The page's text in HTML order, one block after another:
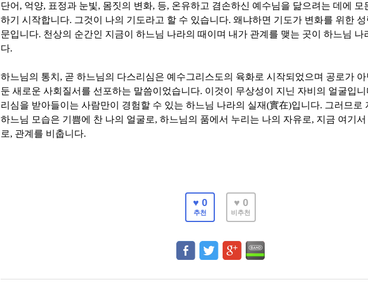
단어 , 억양, 표정과 눈빛, 몸짓의 변화, 등, 온유하고 겸손하신 예수님을 닮으려는 데에 모
하기 시작합니다. 그것이 나의 기도라고 할 수 있습니다. 왜냐하면 기도가 변화를 위한
문입니다. 천상의 순간인 지금이 하느님 나라의 때이며 내가 관계를 맺는 곳이 하느님 나
다.
하느님의 통치 , 곧 하느님의 다스리심은 예수그리스도의 육화로 시작되었으며 공로가
둔 새로운 사회질서를 선포하는 말씀이었습니다. 이것이 무상성이 지닌 자비의 얼굴입니
리심을 받아들이는 사람만이 경험할 수 있는 하느님 나라의 실재(實在)입니다. 그러므로
하느님 모습은 기쁨에 찬 나의 얼굴로, 하느님의 품에서 누리는 나의 자유로, 지금 여기
로, 관계를 비춥니다.
♥ 0
추천
♥ 0
비추천